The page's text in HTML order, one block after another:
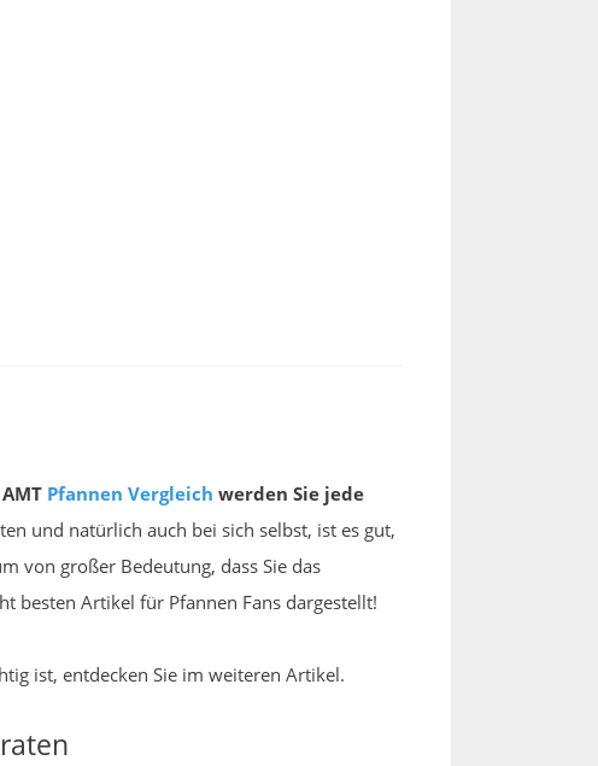
Pfannen Vergleich werden Sie jede
und natürlich auch bei sich selbst, ist es gut,
von großer Bedeutung, dass Sie das
besten Artikel für Pfannen Fans dargestellt!
ist, entdecken Sie im weiteren Artikel.